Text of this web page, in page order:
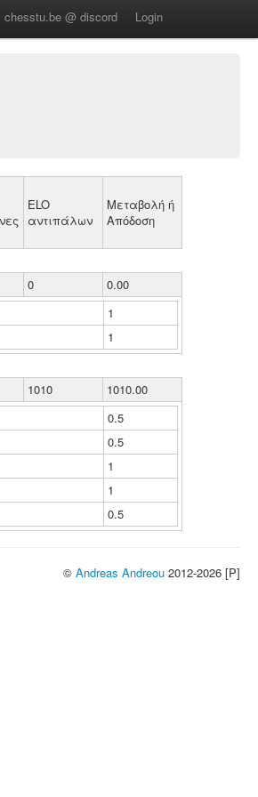
chesstu.be @ discord Login
ELO
αντιπάλων
Μεταβολή ή
Απόδοση
0
0.00
1
1
1010
1010.00
0.5
0.5
1
1
0.5
© Andreas Andreou 2012-2026 [P]